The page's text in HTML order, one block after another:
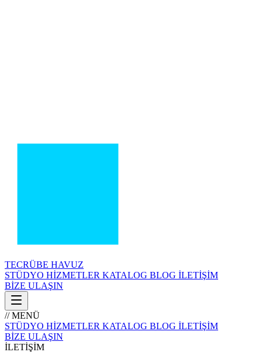
TECRÜBE HAVUZ
STÜDYO HİZMETLER KATALOG BLOG İLETİŞİM
BİZE ULAŞIN
// MENÜ
STÜDYO HİZMETLER KATALOG BLOG İLETİŞİM
BİZE ULAŞIN
İLETİŞİM